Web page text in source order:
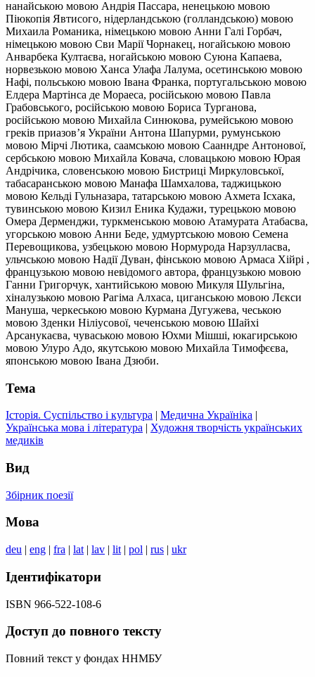
нанайською мовою Андрія Пассара, ненецькою мовою
Піюкопія Явтисого, нідерландською (голландською) мовою
Михаила Романика, німецькою мовою Анни Галі Горбач,
німецькою мовою Сви Марії Чорнакец, ногайською мовою
Анварбека Култаєва, ногайською мовою Суюна Капаева,
норвезькою мовою Ханса Улафа Лалума, осетинською мовою
Нафі, польською мовою Івана Франка, португальською мовою
Елдера Мартінса де Мораеса, російською мовою Павла
Грабовського, російською мовою Бориса Турганова,
російською мовою Михайла Синюкова, румейською мовою
греків приазов’я України Антона Шапурми, румунською
мовою Мірчі Лютика, саамською мовою Саанндре Антонової,
сербською мовою Михайла Ковача, словацькою мовою Юрая
Андрічика, словенською мовою Бистриці Миркуловської,
табасаранською мовою Манафа Шамхалова, таджицькою
мовою Кельді Гульназара, татарською мовою Ахмета Ісхака,
тувинською мовою Кизил Еника Кудажи, турецькою мовою
Омера Дерменджи, туркменською мовою Атамурата Атабасва,
угорською мовою Анни Беде, удмуртською мовою Семена
Перевощикова, узбецькою мовою Нормурода Нарзулласва,
ульчською мовою Надії Дуван, фінською мовою Армаса Хійрі ,
французькою мовою невідомого автора, французькою мовою
Ганни Григорчук, хантийською мовою Микуля Шульгіна,
хіналузькою мовою Рагіма Алхаса, циганською мовою Лєкси
Мануша, черкеською мовою Курмана Дугужева, чеською
мовою Зденки Ніліусової, чеченською мовою Шайхі
Арсанукаєва, чуваською мовою Юхми Мішші, юкагирською
мовою Улуро Адо, якутською мовою Михайла Тимофєєва,
японською мовою Івана Дзюби.
Тема
Історія. Суспільство і культура | Медична Україніка |
Українська мова і література | Художня творчість українських
медиків
Вид
Збірник поезії
Мова
deu | eng | fra | lat | lav | lit | pol | rus | ukr
Ідентифікатори
ISBN 966-522-108-6
Доступ до повного тексту
Повний текст у фондах ННМБУ